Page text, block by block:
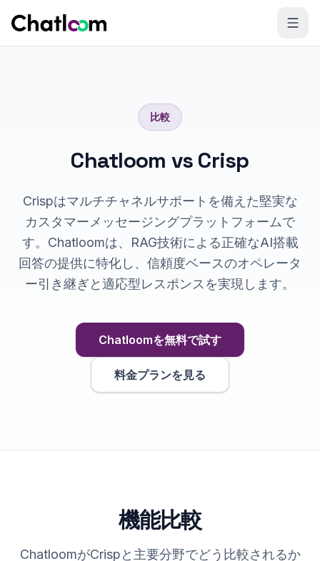
比較
Chatloom vs Crisp
Crispはマルチチャネルサポートを備えた堅実な
カスタマーメッセージングプラットフォームで
す。Chatloomは、RAG技術による正確なAI搭載
回答の提供に特化し、信頼度ベースのオペレータ
ー引き継ぎと適応型レスポンスを実現します。
Chatloomを無料で試す
料金プランを見る
機能比較
ChatloomがCrispと主要分野でどう比較されるか